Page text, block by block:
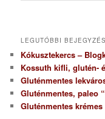
LEGUTÓBBI
Kókusztekercs –
Kossuth kifli, glutén-
Gluténmentes
Gluténmentes, paleo
Gluténmentes